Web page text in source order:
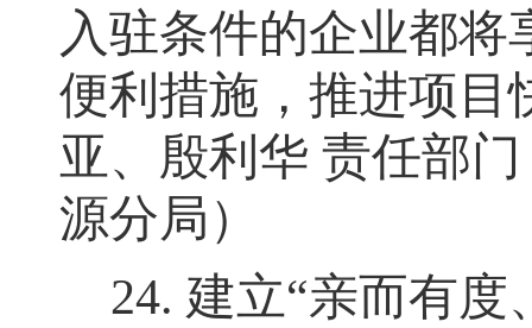
入驻条件的企业都
便利措施 ， 推进项目
亚、殷利华 责任部
源分局）
24. 建立“亲而有度